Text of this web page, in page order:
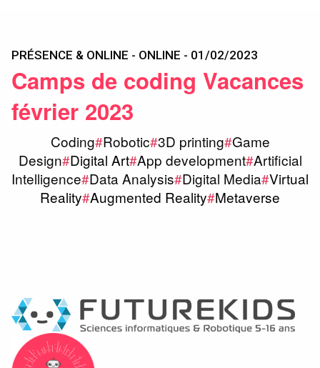
PRÉSENCE & ONLINE - ONLINE - 01/02/2023
Camps de coding Vacances
février 2023
Coding#Robotic#3D printing#Game
Design#Digital Art#App development#Artificial
Intelligence#Data Analysis#Digital Media#Virtual
Reality#Augmented Reality#Metaverse